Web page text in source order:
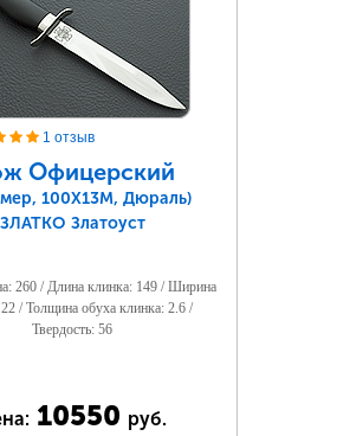
1 отзыв
Офицерский
100Х13М, Дюраль)
ЗЛАТКО Златоуст
260 / Длина клинка: 149 / Ширина
/ Толщина обуха клинка: 2.6 /
Твердость: 56
10550 руб.